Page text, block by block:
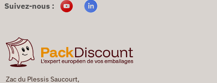
Zac du Plessis Saucourt,
Suivez-nous :